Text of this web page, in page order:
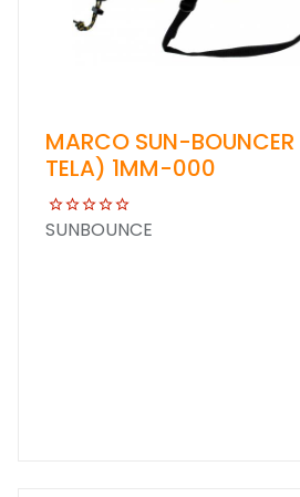
MARCO SUN-
TELA) 1MM-000
SUNBOUNCE